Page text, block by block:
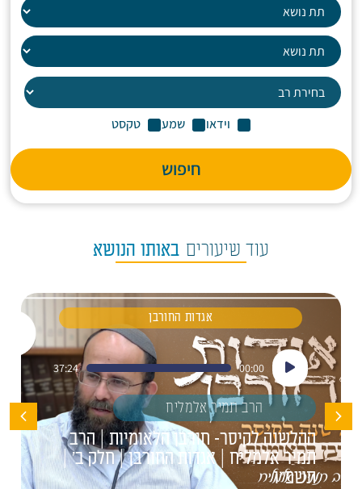
וידאו שמע טקסט
חיפוש
עוד שיעורים באותו הנושא
אגדות החורבן
נגן
אודיו
00:00
37:24
הרב תמיר אלמליח
ההלשנה לקיסר- חורבן הלאומיות | הרב
תמיר אלמליח | אגדות החורבן | חלק ב' |
תשפ"ו